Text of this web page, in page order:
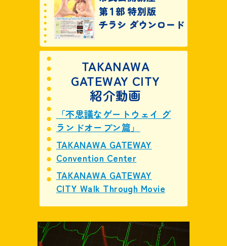
TAKANAWA
GATEWAY CITY
紹介動画
「不思議なゲートウェイ グ
ランドオープン篇」
TAKANAWA GATEWAY
Convention Center
TAKANAWA GATEWAY
CITY Walk Through Movie